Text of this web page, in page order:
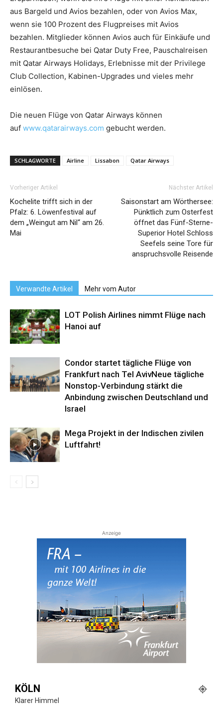
aus Bargeld und Avios bezahlen, oder von Avios Max,
wenn sie 100 Prozent des Flugpreises mit Avios
bezahlen. Mitglieder können Avios auch für Einkäufe und
Restaurantbesuche bei Qatar Duty Free, Pauschalreisen
mit Qatar Airways Holidays, Erlebnisse mit der Privilege
Club Collection, Kabinen-Upgrades und vieles mehr
einlösen.
Die neuen Flüge von Qatar Airways können
auf www.qatarairways.com gebucht werden.
SCHLAGWORTE Airline Lissabon Qatar Airways
Vorheriger Artikel
Kochelite trifft sich in der
Pfalz: 6. Löwenfestival auf
dem „Weingut am Nil“ am 26.
Mai
Nächster Artikel
Saisonstart am Wörthersee:
Pünktlich zum Osterfest
öffnet das Fünf-Sterne-
Superior Hotel Schloss
Seefels seine Tore für
anspruchsvolle Reisende
Verwandte Artikel Mehr vom Autor
LOT Polish Airlines nimmt Flüge nach
Hanoi auf
Condor startet tägliche Flüge von
Frankfurt nach Tel AvivNeue tägliche
Nonstop-Verbindung stärkt die
Anbindung zwischen Deutschland und
Israel
Mega Projekt in der Indischen zivilen
Luftfahrt!
Anzeige
KÖLN
Klarer Himmel